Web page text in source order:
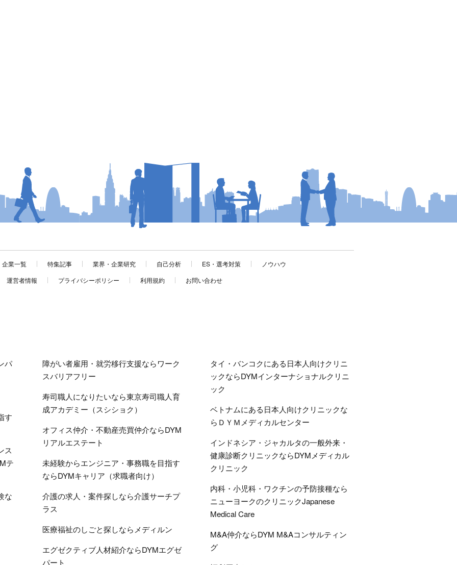
企業一覧 特集記事 業界・企業研究 自己分析 ES・選考対策
ノウハウ
運営者情報
プライバシーポリシー 利用規約 お問い合わせ
パ
す
ス
テ
な
障がい者雇用・就労移行支援ならワーク
スバリアフリー
寿司職人になりたいなら東京寿司職人育
成アカデミー（スシショク）
オフィス仲介・不動産売買仲介ならDYM
リアルエステート
未経験からエンジニア・事務職を目指す
ならDYMキャリア（求職者向け）
介護の求人・案件探しなら介護サーチプ
ラス
医療福祉のしごと探しならメディルン
エグゼクティブ人材紹介ならDYMエグゼ
パート
タイ・バンコクにある日本人向けクリニ
ックならDYMインターナショナルクリニ
ック
ベトナムにある日本人向けクリニックな
らＤＹＭメディカルセンター
インドネシア・ジャカルタの一般外来・
健康診断クリニックならDYMメディカル
クリニック
内科・小児科・ワクチンの予防接種なら
ニューヨークのクリニックJapanese
Medical Care
M&A仲介ならDYM M&Aコンサルティン
グ